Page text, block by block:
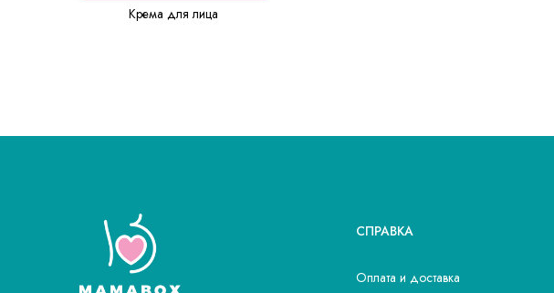
Крема для лица
СПРАВКА
Оплата и доставка